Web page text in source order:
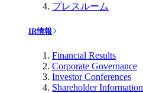
プレスルーム
IR情報
Financial Results
Corporate Governance
Investor Conferences
Shareholder Information